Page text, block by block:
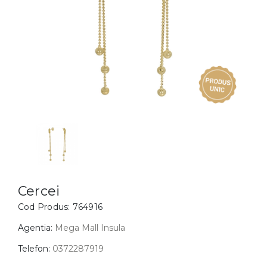
BIJUTERII COPII
Cercei
Bratari
Coliere
Lanturi
Cercei
Cod Produs: 764916
Agentia: Mega Mall Insula
Telefon: 0372287919